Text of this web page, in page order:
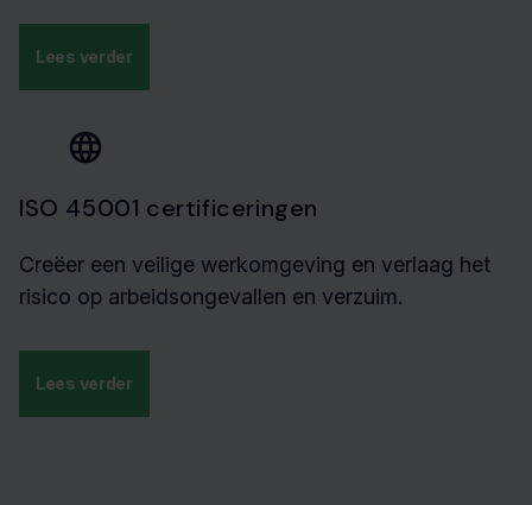
Lees verder
ISO 45001 certificeringen
Creëer een veilige werkomgeving en verlaag het
risico op arbeidsongevallen en verzuim.
Lees verder